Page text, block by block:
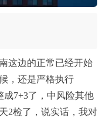
这边的正常已经开始
，还是严格执行
成7+3了，中风险其他
2检了，说实话，我对